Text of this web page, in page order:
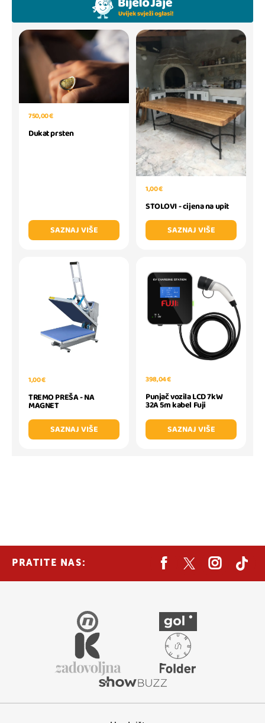
750,00 €
Dukat prsten
SAZNAJ VIŠE
1,00 €
STOLOVI - cijena na upit
SAZNAJ VIŠE
1,00 €
TREMO PREŠA - NA
MAGNET
SAZNAJ VIŠE
398,04 €
Punjač vozila LCD 7kW
32A 5m kabel Fuji
SAZNAJ VIŠE
PRATITE NAS: